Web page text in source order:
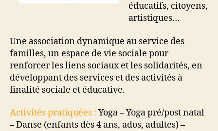
éducatifs, citoyens,
artistiques…
Une association dynamique au service des
familles, un espace de vie sociale pour
renforcer les liens sociaux et les solidarités, en
développant des services et des activités à
finalité sociale et éducative.
Activités pratiquées : Yoga – Yoga pré/post natal
– Danse (enfants dès 4 ans, ados, adultes) –